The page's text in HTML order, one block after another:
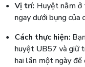
Vị trí: Huyệt nằm ở
ngay dưới bụng của
Cách thực hiện:
huyệt UB57 và giữ
hai lần một ngày